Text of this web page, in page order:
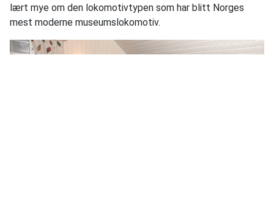
lært mye om den lokomotivtypen som har blitt Norges
mest moderne museumslokomotiv.